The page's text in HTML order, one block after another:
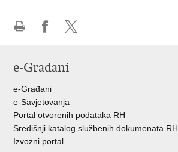
FacebookuTwitteru
e-Građani
e-Građani
e-Savjetovanja
Portal otvorenih podataka RH
Središnji katalog službenih dokumenata RH
Izvozni portal